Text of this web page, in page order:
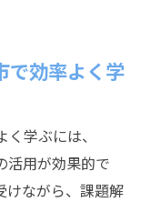
で効率よく学
学ぶには、
活用が効果的で
けながら、課題解